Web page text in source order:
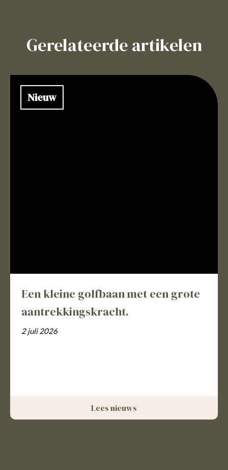
Gerelateerde artikelen
Nieuw
Een kleine golfbaan met een grote
aantrekkingskracht.
2 juli 2026
Lees nieuws